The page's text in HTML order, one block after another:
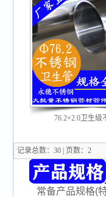
76.2×2.0卫生级
记录总数：30 | 页数：2
常备产品规格(